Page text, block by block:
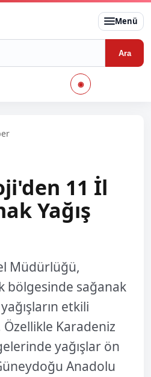
Menü
Ara
◉
11 İl
Yağış
Müdürlüğü,
bölgesinde sağanak
etkili
Özellikle Karadeniz
yağışlar ön
Anadolu